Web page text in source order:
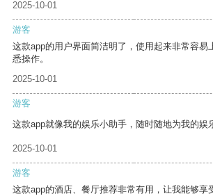
2025-10-01
游客
这款app的用户界面简洁明了，使用起来非常容易
悉操作。
2025-10-01
游客
这款app就像我的娱乐小助手，随时随地为我的娱
2025-10-01
游客
这款app的酒店、餐厅推荐非常有用，让我能够享